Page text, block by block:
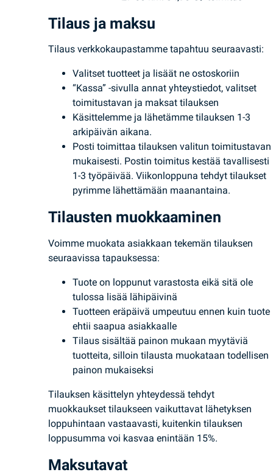
Tilaus ja maksu
Tilaus verkkokaupastamme tapahtuu seuraavasti:
Valitset tuotteet ja lisäät ne ostoskoriin
“Kassa” -sivulla annat yhteystiedot, valitset
toimitustavan ja maksat tilauksen
Käsittelemme ja lähetämme tilauksen 1-3
arkipäivän aikana.
Posti toimittaa tilauksen valitun toimitustavan
mukaisesti. Postin toimitus kestää tavallisesti
1-3 työpäivää. Viikonloppuna tehdyt tilaukset
pyrimme lähettämään maanantaina.
Tilausten muokkaaminen
Voimme muokata asiakkaan tekemän tilauksen
seuraavissa tapauksessa:
Tuote on loppunut varastosta eikä sitä ole
tulossa lisää lähipäivinä
Tuotteen eräpäivä umpeutuu ennen kuin tuote
ehtii saapua asiakkaalle
Tilaus sisältää painon mukaan myytäviä
tuotteita, silloin tilausta muokataan todellisen
painon mukaiseksi
Tilauksen käsittelyn yhteydessä tehdyt
muokkaukset tilaukseen vaikuttavat lähetyksen
loppuhintaan vastaavasti, kuitenkin tilauksen
loppusumma voi kasvaa enintään 15%.
Maksutavat